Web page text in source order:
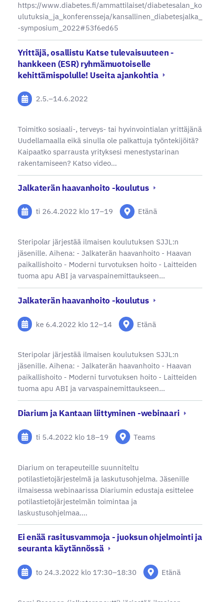
https://www.diabetes.fi/ammattilaiset/diabetesalan_ko
ulutuksia_ja_konferensseja/kansallinen_diabetesjalka_
-symposium_2022#53f6ed65
Yrittäjä, osallistu Katse tulevaisuuteen -
hankkeen (ESR) ryhmämuotoiselle
kehittämispolulle! Useita ajankohtia
2.5.–14.6.2022
Toimitko sosiaali-, terveys- tai hyvinvointialan yrittäjänä
Uudellamaalla eikä sinulla ole palkattuja työntekijöitä?
Kaipaatko sparrausta yrityksesi menestystarinan
rakentamiseen? Katso video…
Jalkaterän haavanhoito -koulutus
ti 26.4.2022 klo 17–19 Etänä
Steripolar järjestää ilmaisen koulutuksen SJJL:n
jäsenille. Aihena: - Jalkaterän haavanhoito - Haavan
paikallishoito - Moderni turvotuksen hoito - Laitteiden
tuoma apu ABI ja varvaspainemittaukseen…
Jalkaterän haavanhoito -koulutus
ke 6.4.2022 klo 12–14 Etänä
Steripolar järjestää ilmaisen koulutuksen SJJL:n
jäsenille. Aihena: - Jalkaterän haavanhoito - Haavan
paikallishoito - Moderni turvotuksen hoito - Laitteiden
tuoma apu ABI ja varvaspainemittaukseen…
Diarium ja Kantaan liittyminen -webinaari
ti 5.4.2022 klo 18–19 Teams
Diarium on terapeuteille suunniteltu
potilastietojärjestelmä ja laskutusohjelma. Jäsenille
ilmaisessa webinaarissa Diariumin edustaja esittelee
potilastietojärjestelmän toimintaa ja
laskustusohjelmaa.…
Ei enää rasitusvammoja - juoksun ohjelmointi ja
seuranta käytännössä
to 24.3.2022 klo 17:30–18:30 Etänä